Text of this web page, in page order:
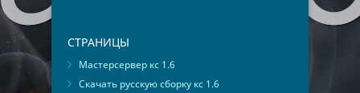
СТРАНИЦЫ
Мастерсервер кс 1.6
Скачать русскую сборку кс 1.6